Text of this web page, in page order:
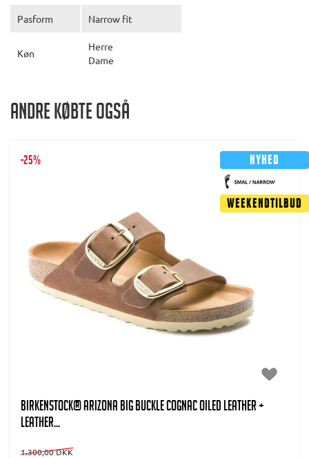
Pasform Narrow fit
Køn
Herre
Dame
Andre købte også
Nyhed
Weekendtilbud
-25%
BIRKENSTOCK® Arizona Big Buckle Cognac Oiled Leather +
leather...
1.300,00 DKK